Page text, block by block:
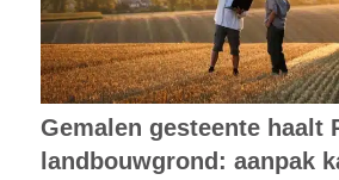
Gemalen gesteente haalt
landbouwgrond: aanpak